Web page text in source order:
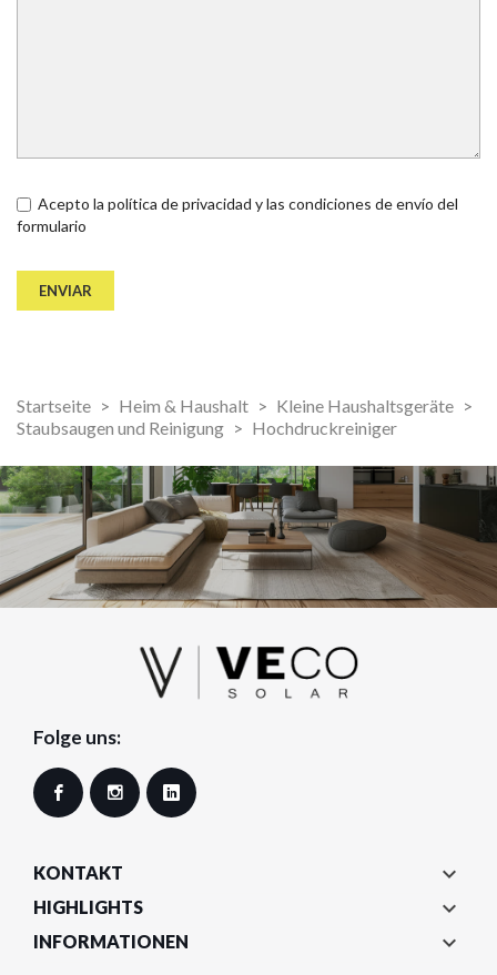
Startseite Heim & Haushalt
Kleine Haushaltsgeräte
Staubsaugen und Reinigung
Hochdruckreiniger
Acepto la política de privacidad y las condiciones de envío del
formulario
Folge uns:
Facebook Instagram
KONTAKT 
HIGHLIGHTS 
INFORMATIONEN 